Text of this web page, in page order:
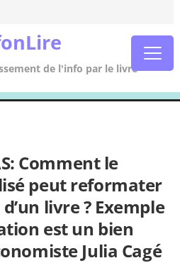
de l'info par le livre
Comment le
peut reformater
livre ? Exemple
est un bien
Julia Cagé